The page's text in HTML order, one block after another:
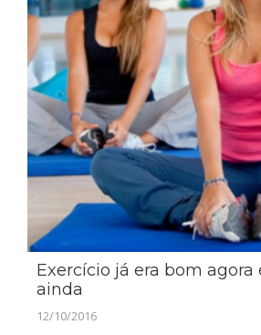
Exercício já era bom agora
ainda
12/10/2016